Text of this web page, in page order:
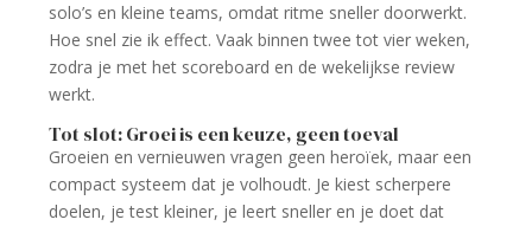
solo’s en kleine teams, omdat ritme sneller doorwerkt.
Hoe snel zie ik effect. Vaak binnen twee tot vier weken,
zodra je met het scoreboard en de wekelijkse review
werkt.
Tot slot: Groei is een keuze, geen toeval
Groeien en vernieuwen vragen geen heroïek, maar een
compact systeem dat je volhoudt. Je kiest scherpere
doelen, je test kleiner, je leert sneller en je doet dat